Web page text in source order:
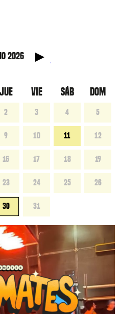
2026
JUE VIE SÁB DOM
2 3 4 5
9 10 11 12
16 17 18 19
23 24 25 26
30 31